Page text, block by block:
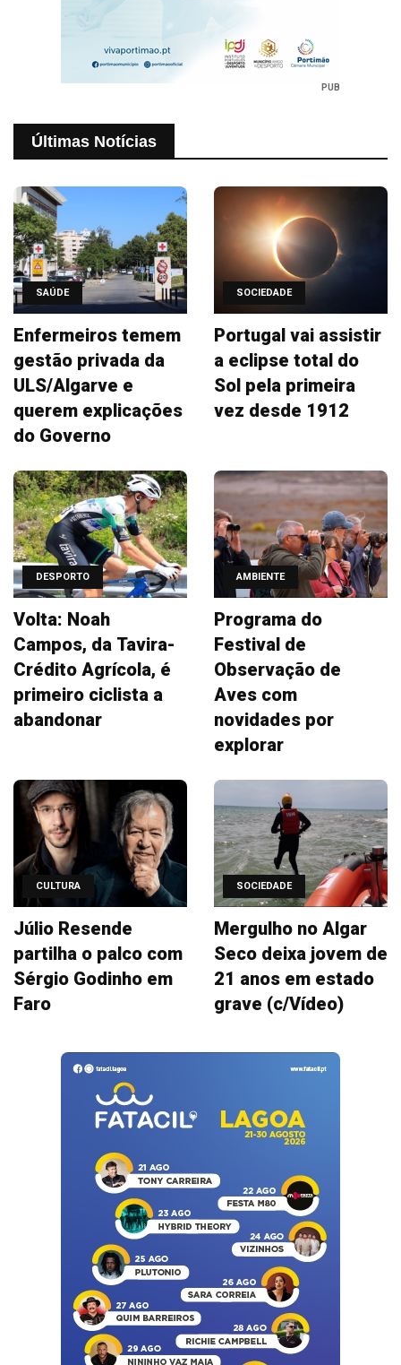
PUB
Últimas Notícias
SAÚDE
Enfermeiros temem
gestão privada da
ULS/Algarve e
querem explicações
do Governo
SOCIEDADE
Portugal vai assistir
a eclipse total do
Sol pela primeira
vez desde 1912
DESPORTO
Volta: Noah
Campos, da Tavira-
Crédito Agrícola, é
primeiro ciclista a
abandonar
AMBIENTE
Programa do
Festival de
Observação de
Aves com
novidades por
explorar
CULTURA
Júlio Resende
partilha o palco com
Sérgio Godinho em
Faro
SOCIEDADE
Mergulho no Algar
Seco deixa jovem de
21 anos em estado
grave (c/Vídeo)